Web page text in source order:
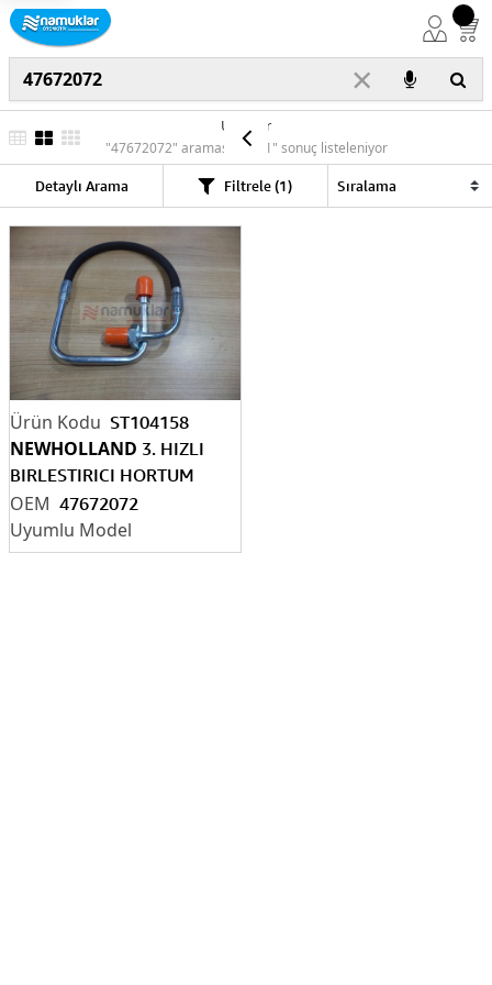
×
Ürünler
"47672072" araması için "1" sonuç listeleniyor
Detaylı Arama Filtrele (1)
ST104158
47672072
NEWHOLLAND 3. HIZLI
BIRLESTIRICI HORTUM
KOMPLESI-47672072
47672072